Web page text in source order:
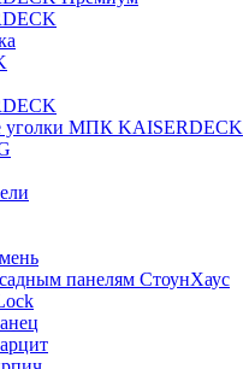
уголки МПК KAISERDECK
панелям СтоунХаус